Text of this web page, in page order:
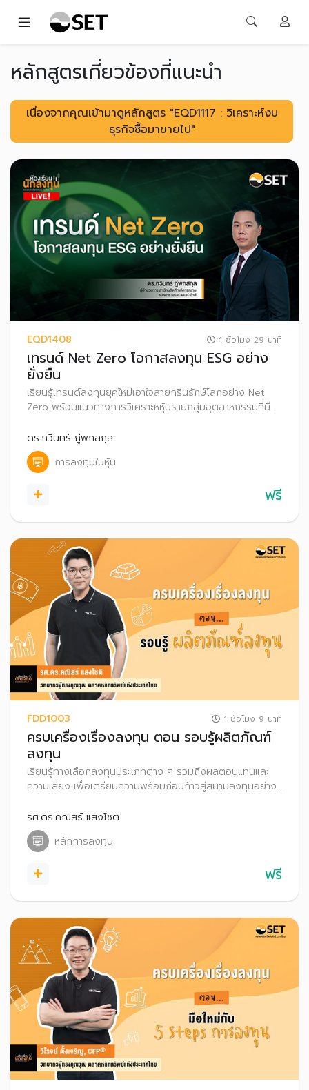
หลักสูตรเกี่ยวข้องที่แนะนำ
เนื่องจากคุณเข้ามาดูหลักสูตร "EQD1117 : วิเคราะห์งบ
ธุรกิจซื้อมาขายไป"
EQD1408 1 ชั่วโมง 29 นาที
เทรนด์ Net Zero โอกาสลงทุน ESG อย่าง
ยั่งยืน
เรียนรู้เทรนด์ลงทุนยุคใหม่เอาใจสายกรีนรักษ์โลกอย่าง Net
Zero พร้อมแนวทางการวิเคราะห์หุ้นรายกลุ่มอุตสาหกรรมที่มี
ผลตอบแทนที่ดีในระยะยาวอย่างยั่งยืน
ดร.กวินทร์ ภู่พกสกุล
การลงทุนในหุ้น
ฟรี
FDD1003 1 ชั่วโมง 9 นาที
ครบเครื่องเรื่องลงทุน ตอน รอบรู้ผลิตภัณฑ์
ลงทุน
เรียนรู้ทางเลือกลงทุนประเภทต่าง ๆ รวมถึงผลตอบแทนและ
ความเสี่ยง เพื่อเตรียมความพร้อมก่อนก้าวสู่สนามลงทุนอย่าง
รศ.ดร.คณิสร์ แสงโชติ
หลักการลงทุน
ฟรี